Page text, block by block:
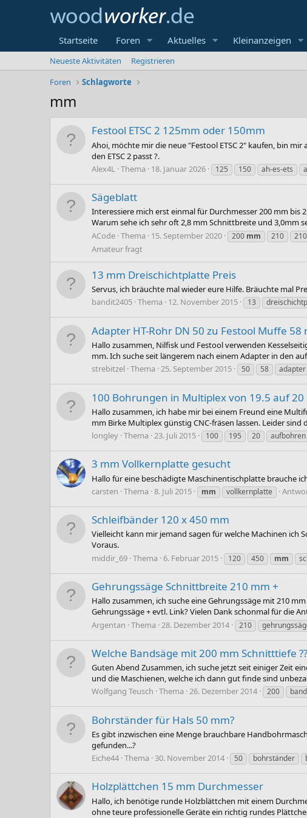
Startseite Foren Aktuelles Kleinanzeigen
Neueste Aktivitäten
Registrieren
Foren
Schlagworte
mm
Festool ETSC 2 125mm oder 150mm
Ahoi, möchte mir die neue "Festool ETSC 2" kaufen, bin
den ETSC 2 passt ?.
Alex4L Thema 18. Januar 2026 125 150 ah-es-ets
Sägeblatt
Interessiere mich erst einmal für Durchmesser 200 mm bis
Warum sehe ich sehr oft 2,8 mm Schnittbreite und 3,0mm
ACode Thema 15. September 2020 200 mm 210 210
Amateur fragt
13 mm Dreischichtplatte Preis
Servus, ich bräuchte mal wieder eure Hilfe. Bräuchte mal
bandit2405 Thema 12. November 2015 13
Adapter HT-Rohr DN 50 zu Festool Muffe 58
Hallo zusammen, Nilfisk und Festool verwenden
mm. Ich suche seit längerem nach einem Adapter in den
strebitzel Thema 25. September 2015 50 58 adapter
100 Bohrungen in Multiplex von 19.5 auf
Hallo zusammen, ich habe mir bei einem Freund eine
mm Birke Multiplex günstig CNC-fräsen lassen. Leider
longley Thema 23. Juli 2015 100 195 20 aufbohren
3 mm Vollkernplatte gesucht
Hallo für eine beschädigte Maschinentischplatte brauche
carsten Thema 8. Juli 2015 mm vollkernplatte
Schleifbänder 120 x 450 mm
Vielleicht kann mir jemand sagen für welche Machinen ich
Voraus.
middir_69 Thema 6. Februar 2015 120 450 mm
Gehrungssäge Schnittbreite 210 mm +
Hallo zusammen, ich suche eine Gehrungssäge mit 210
Gehrungssäge + evtl. Link? Vielen Dank schonmal für die
Argentan Thema 28. Dezember 2014 210
Welche Bandsäge mit 200 mm Schnitttiefe
Guten Abend Zusammen, ich suche jetzt seit einiger Zeit
und die Maschienen, welche ich dann gut finde sind
Wolfgang Teusch Thema 26. Dezember 2014 200
Bohrständer für Hals 50 mm?
Es gibt inzwischen eine Menge brauchbare
gefunden...?
Eiche44 Thema 30. November 2014 50 bohrständer
Holzplättchen 15 mm Durchmesser
Hallo, ich benötige runde Holzblättchen mit einem
ohne teure professionelle Geräte ein richtig rundes